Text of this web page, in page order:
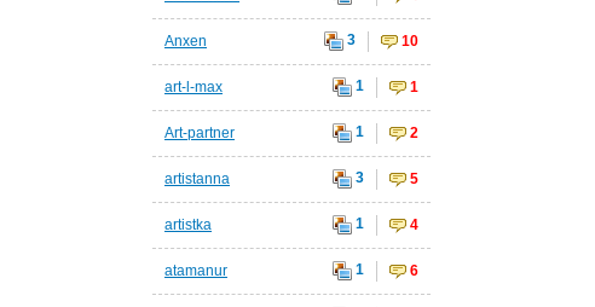
Anxen 3 10
art-l-max 1 1
Art-partner 1 2
artistanna 3 5
artistka 1 4
atamanur 1 6